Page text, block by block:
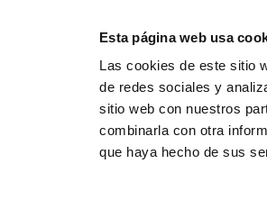
Esta página web usa
Las cookies de este sitio
de redes sociales y
sitio web con nuestros
combinarla con otra
que haya hecho de sus
Conócenos